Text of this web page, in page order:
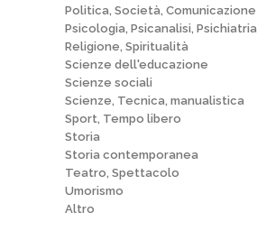
Politica, Società, Comunicazione
Psicologia, Psicanalisi, Psichiatria
Religione, Spiritualità
Scienze dell'educazione
Scienze sociali
Scienze, Tecnica, manualistica
Sport, Tempo libero
Storia
Storia contemporanea
Teatro, Spettacolo
Umorismo
Altro